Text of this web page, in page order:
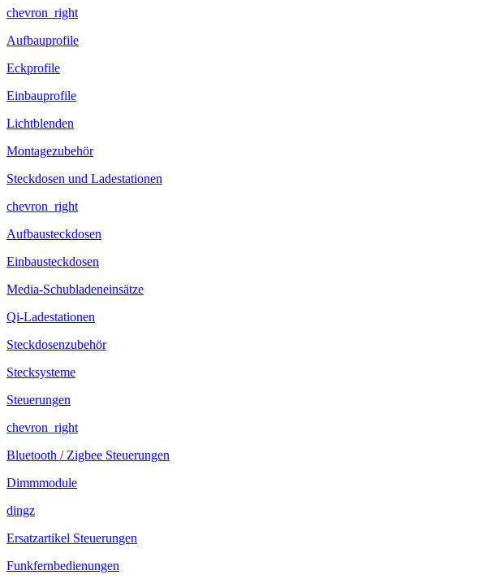
chevron_right
Aufbauprofile
Eckprofile
Einbauprofile
Lichtblenden
Montagezubehör
Steckdosen und Ladestationen
chevron_right
Aufbausteckdosen
Einbausteckdosen
Media-Schubladeneinsätze
Qi-Ladestationen
Steckdosenzubehör
Stecksysteme
Steuerungen
chevron_right
Bluetooth / Zigbee Steuerungen
Dimmmodule
dingz
Ersatzartikel Steuerungen
Funkfernbedienungen